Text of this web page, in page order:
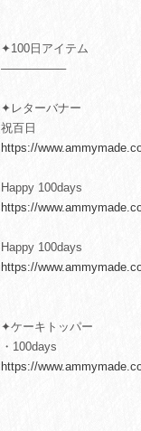
✦100日アイテム
────────
✦レターバナー
祝百日
https://
Happy 100days
https://
Happy 100days
https://
✦ケーキトッパー
・100days
https://